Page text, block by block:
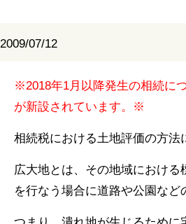
2009/07/12
※2018年1月以降発生の相続に
が新設されています。※
相続税における土地評価の方法
広大地とは、その地域におけ
を行なう場合に道路や公園など